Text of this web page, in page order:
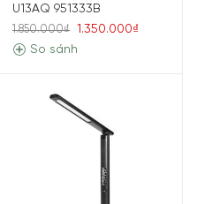
U13AQ 951333B
1.850.000₫
1.350.000₫
So sánh